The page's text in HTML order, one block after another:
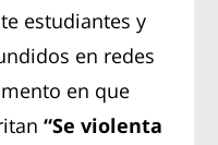
estudiantes y
en redes
en que
“Se violenta